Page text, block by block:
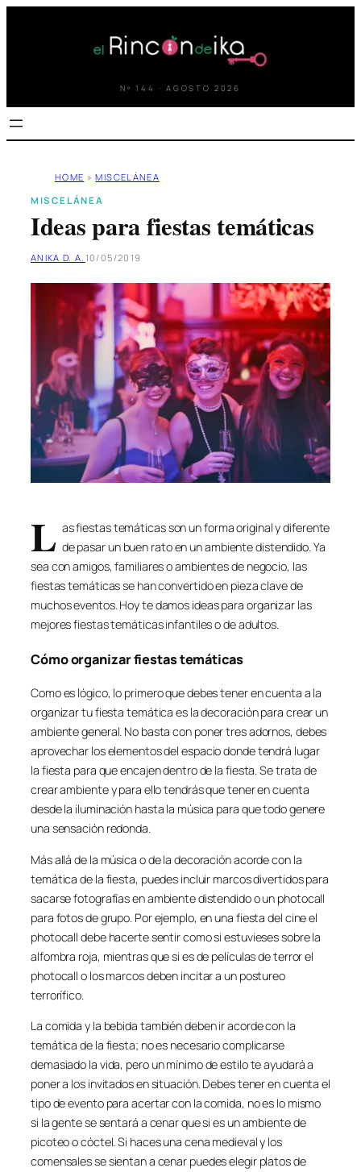
Nº 144 · AGOSTO 2026
HOME » MISCELÁNEA
MISCELÁNEA
Ideas para fiestas temáticas
ANIKA D. A. 10/05/2019
L as fiestas temáticas son un forma original y diferente
de pasar un buen rato en un ambiente distendido. Ya
sea con amigos, familiares o ambientes de negocio, las
fiestas temáticas se han convertido en pieza clave de
muchos eventos. Hoy te damos ideas para organizar las
mejores fiestas temáticas infantiles o de adultos.
Cómo organizar fiestas temáticas
Como es lógico, lo primero que debes tener en cuenta a la
organizar tu fiesta temática es la decoración para crear un
ambiente general. No basta con poner tres adornos, debes
aprovechar los elementos del espacio donde tendrá lugar
la fiesta para que encajen dentro de la fiesta. Se trata de
crear ambiente y para ello tendrás que tener en cuenta
desde la iluminación hasta la música para que todo genere
una sensación redonda.
Más allá de la música o de la decoración acorde con la
temática de la fiesta, puedes incluir marcos divertidos para
sacarse fotografías en ambiente distendido o un photocall
para fotos de grupo. Por ejemplo, en una fiesta del cine el
photocall debe hacerte sentir como si estuvieses sobre la
alfombra roja, mientras que si es de películas de terror el
photocall o los marcos deben incitar a un postureo
terrorífico.
La comida y la bebida también deben ir acorde con la
temática de la fiesta; no es necesario complicarse
demasiado la vida, pero un mínimo de estilo te ayudará a
poner a los invitados en situación. Debes tener en cuenta el
tipo de evento para acertar con la comida, no es lo mismo
si la gente se sentará a cenar que si es un ambiente de
picoteo o cóctel. Si haces una cena medieval y los
comensales se sientan a cenar puedes elegir platos de